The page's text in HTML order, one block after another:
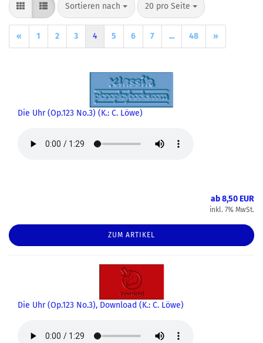
Sortieren nach
Sortieren nach 20 pro Seite
pro Seite
« 1 2 3 4 5 6 7 ... 48 »
Die Uhr (Op.123 No.3) (K.: C. Löwe)
ab 8,50 EUR
inkl. 7% MwSt.
ZUM ARTIKEL
Die Uhr (Op.123 No.3), Download (K.: C. Löwe)